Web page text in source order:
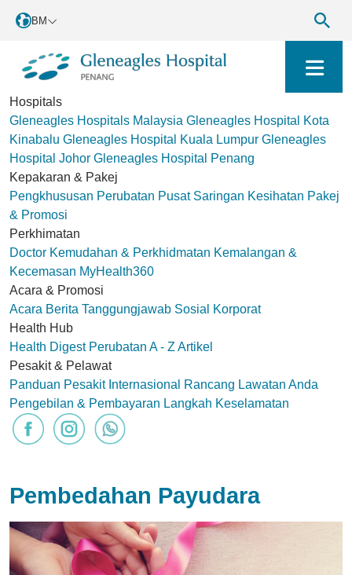
BM
Hospitals
Gleneagles Hospitals Malaysia Gleneagles Hospital Kota
Kinabalu Gleneagles Hospital Kuala Lumpur Gleneagles
Hospital Johor Gleneagles Hospital Penang
Kepakaran & Pakej
Pengkhususan Perubatan Pusat Saringan Kesihatan Pakej
& Promosi
Perkhimatan
Doctor Kemudahan & Perkhidmatan Kemalangan &
Kecemasan MyHealth360
Acara & Promosi
Acara Berita Tanggungjawab Sosial Korporat
Health Hub
Health Digest Perubatan A - Z Artikel
Pesakit & Pelawat
Panduan Pesakit Internasional
Rancang Lawatan Anda
Pengebilan & Pembayaran Langkah Keselamatan
Pembedahan Payudara